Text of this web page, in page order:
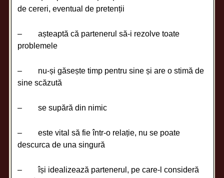
de cereri, eventual de pretenții
– așteaptă că partenerul să-i rezolve toate
problemele
– nu-și găsește timp pentru sine și are o stimă de
sine scăzută
– se supără din nimic
– este vital să fie într-o relație, nu se poate
descurca de una singură
– își idealizează partenerul, pe care-l consideră